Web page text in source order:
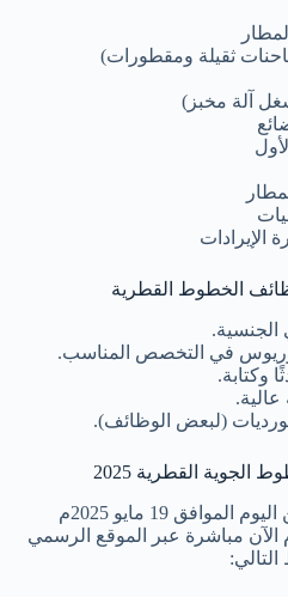
ثقيلة ومقطورات)
آلة مخبز)
الإيرادات
الخطوط القطرية
في التخصص المناسب.
وكتابة.
عالية.
(لبعض الوظائف).
القطرية 2025
أعلنت الشركة أن التقديم يبدأ من اليوم الموافق 19 مايو 2025م
26 مايو 2025م. قدم الآن مباشرة عبر الموقع الرسمي